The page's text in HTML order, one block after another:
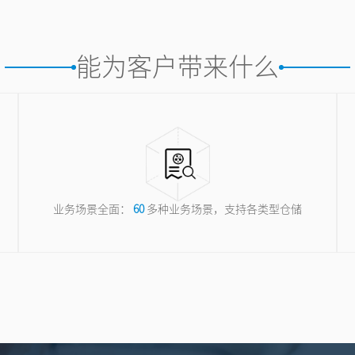
能为客户带来什么
业务场景全面： 60 多种业务场景，支持各类型仓储